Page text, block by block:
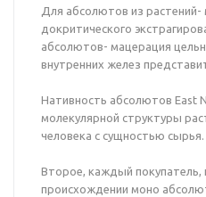
Для абсолютов из
докритического
абсолютов- мацерация
внутренних желез
Нативность абсолютов East
молекулярной структуры
человека с сущностью сырья.
Второе, каждый покупатель,
происхождении моно